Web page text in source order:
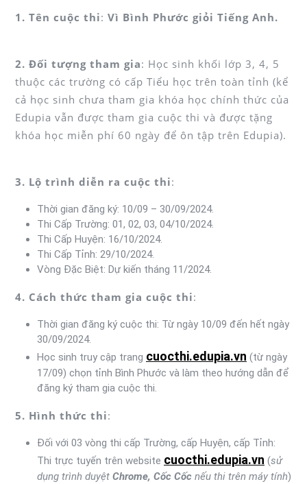
1. Tên cuộc thi: Vì Bình Phước giỏi Tiếng Anh.
2. Đối tượng tham gia: Học sinh khối lớp 3, 4, 5
thuộc các trường có cấp Tiểu học trên toàn tỉnh (kể
cả học sinh chưa tham gia khóa học chính thức của
Edupia vẫn được tham gia cuộc thi và được tặng
khóa học miễn phí 60 ngày để ôn tập trên Edupia).
3. Lộ trình diễn ra cuộc thi:
Thời gian đăng ký: 10/09 – 30/09/2024.
Thi Cấp Trường: 01, 02, 03, 04/10/2024.
Thi Cấp Huyện: 16/10/2024.
Thi Cấp Tỉnh: 29/10/2024.
Vòng Đặc Biệt: Dự kiến tháng 11/2024.
4. Cách thức tham gia cuộc thi:
Thời gian đăng ký cuộc thi: Từ ngày 10/09 đến hết ngày
30/09/2024.
Học sinh truy cập trang cuocthi.edupia.vn (từ ngày
17/09) chọn tỉnh Bình Phước và làm theo hướng dẫn để
đăng ký tham gia cuộc thi.
5. Hình thức thi:
Đối với 03 vòng thi cấp Trường, cấp Huyện, cấp Tỉnh:
Thi trực tuyến trên website cuocthi.edupia.vn (sử
dụng trình duyệt Chrome, Cốc Cốc nếu thi trên máy tính)